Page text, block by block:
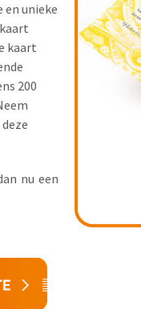
en unieke
kaart
200
nu een